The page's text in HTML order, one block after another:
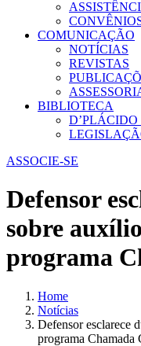
COMUNICAÇÃO
NOTÍCIAS
REVISTAS
BIBLIOTECA
ASSOCIE-SE
Defensor
sobre
programa
Home
Notícias
Defensor esclarece
programa Chamada